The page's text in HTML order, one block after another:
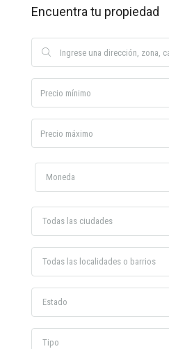
Encuentra tu propiedad
Moneda
Todas las ciudades
Todas las localidades o barrios
Estado
Tipo